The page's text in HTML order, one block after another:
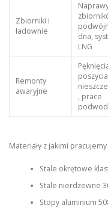
Zbiorniki i
ładownie
dna,
LNG
Remonty
awaryjne
, prace
Materiały z jakimi pracujemy
Stale okrętowe
Stale nierdzewne
Stopy aluminium